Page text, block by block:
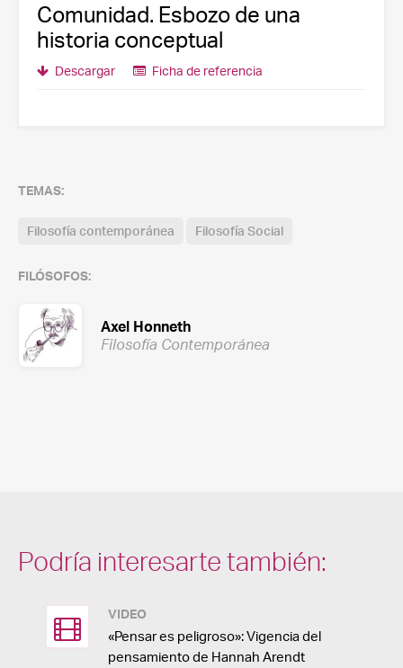
Comunidad. Esbozo de una
historia conceptual
Descargar Ficha de referencia
TEMAS:
Filosofía contemporánea Filosofía Social
FILÓSOFOS:
Axel Honneth
Filosofía Contemporánea
Podría interesarte también:
VIDEO
«Pensar es peligroso»: Vigencia del
pensamiento de Hannah Arendt